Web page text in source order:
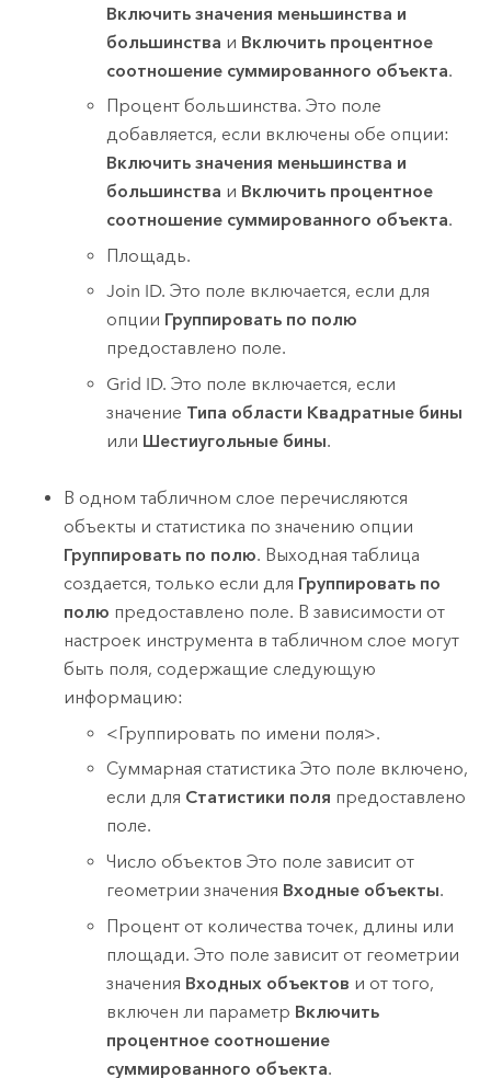
Включить значения меньшинства и
большинства и Включить процентное
соотношение суммированного объекта.
Процент большинства. Это поле
добавляется, если включены обе опции:
Включить значения меньшинства и
большинства и Включить процентное
соотношение суммированного объекта.
Площадь.
Join ID. Это поле включается, если для
опции Группировать по полю
предоставлено поле.
Grid ID. Это поле включается, если
значение Типа области Квадратные бины
или Шестиугольные бины.
В одном табличном слое перечисляются
объекты и статистика по значению опции
Группировать по полю. Выходная таблица
создается, только если для Группировать по
полю предоставлено поле. В зависимости от
настроек инструмента в табличном слое могут
быть поля, содержащие следующую
информацию:
<Группировать по имени поля>.
Суммарная статистика Это поле включено,
если для Статистики поля предоставлено
поле.
Число объектов Это поле зависит от
геометрии значения Входные объекты.
Процент от количества точек, длины или
площади. Это поле зависит от геометрии
значения Входных объектов и от того,
включен ли параметр Включить
процентное соотношение
суммированного объекта.